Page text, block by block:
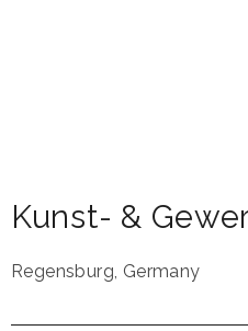
Kunst- &
Regensburg, Germany